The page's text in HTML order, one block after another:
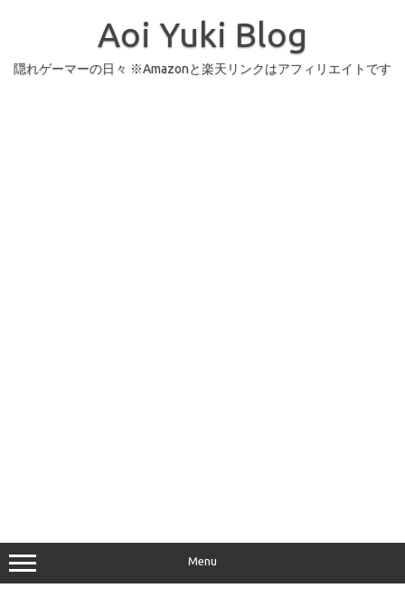
Aoi Yuki Blog
隠れゲーマーの日々 ※Amazonと楽天リンクはアフィリエイトです
Menu